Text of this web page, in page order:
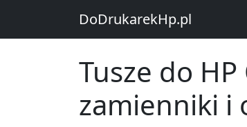
DoDrukarekHp.pl
Tusze do
zamienniki i